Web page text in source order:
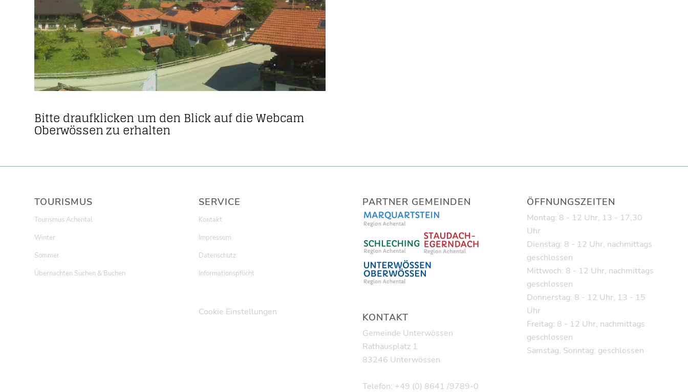
Bitte draufklicken um den Blick auf die Webcam
Oberwössen zu erhalten
TOURISMUS
Tourismus Achental
Winter
Sommer
Übernachten Suchen & Buchen
SERVICE
Kontakt
Impressum
Datenschutz
Informationspflicht
Cookie Einstellungen
PARTNER GEMEINDEN
KONTAKT
Gemeinde Unterwössen
Rathausplatz 1
83246 Unterwössen
Telefon: +49 (0) 8641 /9789-0
ÖFFNUNGSZEITEN
Montag: 8 - 12 Uhr, 13 - 17,30
Uhr
Dienstag: 8 - 12 Uhr, nachmittags
geschlossen
Mittwoch: 8 - 12 Uhr, nachmittags
geschlossen
Donnerstag: 8 - 12 Uhr, 13 - 15
Uhr
Freitag: 8 - 12 Uhr, nachmittags
geschlossen
Samstag, Sonntag: geschlossen